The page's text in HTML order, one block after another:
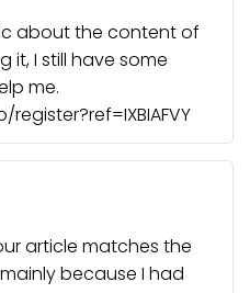
about the content of
it, I still have some
me.
article matches the
because I had